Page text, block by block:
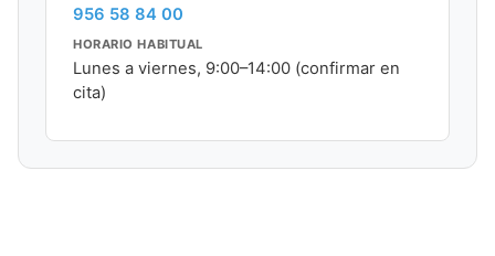
956 58 84 00
HORARIO HABITUAL
Lunes a viernes, 9:00–14:00 (confirmar en
cita)